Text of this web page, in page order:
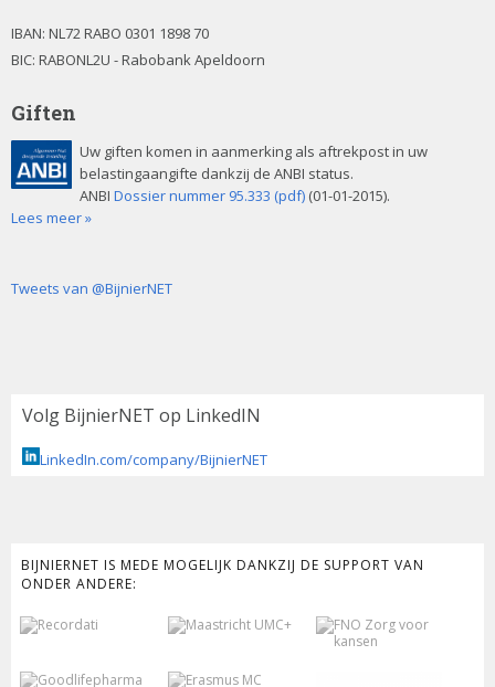
IBAN: NL72 RABO 0301 1898 70
BIC: RABONL2U - Rabobank Apeldoorn
Giften
Uw giften komen in aanmerking als aftrekpost in uw
belastingaangifte dankzij de ANBI status.
ANBI Dossier nummer 95.333 (pdf) (01-01-2015).
Lees meer »
Tweets van @BijnierNET
Volg BijnierNET op LinkedIN
LinkedIn.com/company/BijnierNET
BIJNIERNET IS MEDE MOGELIJK DANKZIJ DE SUPPORT VAN
ONDER ANDERE: